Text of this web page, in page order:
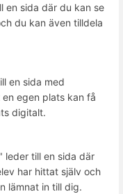
en sida där du kan se
du kan även tilldela
en sida med
egen plats kan få
digitalt.
leder till en sida där
har hittat själv och
lämnat in till dig.